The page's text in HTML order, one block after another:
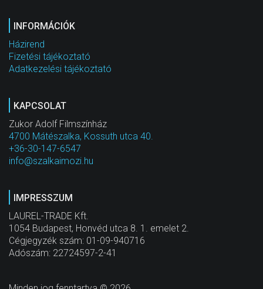
INFORMÁCIÓK
Házirend
Fizetési tájékoztató
Adatkezelési tájékoztató
KAPCSOLAT
Zukor Adolf Filmszínház
4700 Mátészalka, Kossuth utca 40.
+36-30-147-6547
info@szalkaimozi.hu
IMPRESSZUM
LAUREL-TRADE Kft.
1054 Budapest, Honvéd utca 8. 1. emelet 2.
Cégjegyzék szám: 01-09-940716
Adószám: 22724597-2-41